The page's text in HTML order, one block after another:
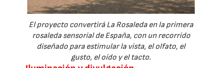
El proyecto convertirá La Rosaleda en la primera
rosaleda sensorial de España, con un recorrido
diseñado para estimular la vista, el olfato, el
gusto, el oído y el tacto.